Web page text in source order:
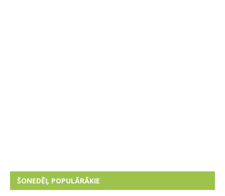
ŠONEDĒĻ POPULĀRĀKIE